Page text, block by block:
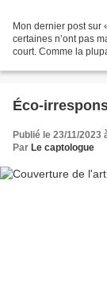
Mon dernier post sur
certaines n’ont pas
court. Comme la
Éco-
Publié le 23/11/2023
Par Le captologue